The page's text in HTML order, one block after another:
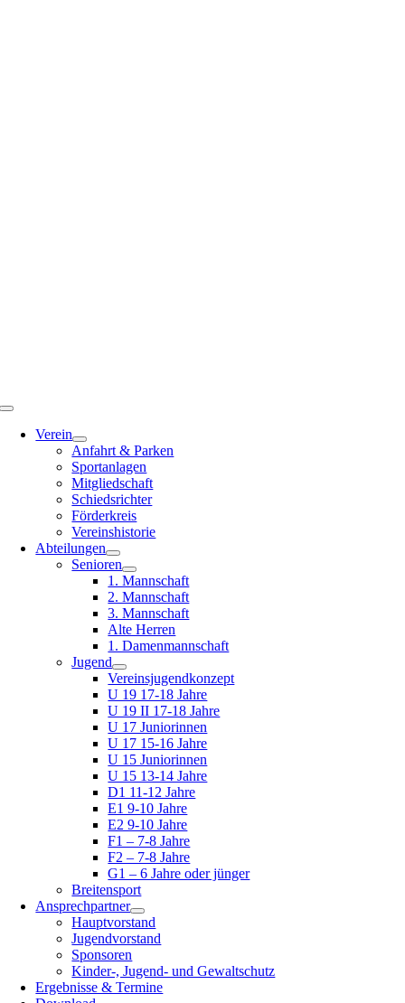
Toggle
NavigationVerein
Anfahrt & Parken
Sportanlagen
Mitgliedschaft
Schiedsrichter
Förderkreis
Vereinshistorie
Abteilungen
Senioren
1. Mannschaft
2. Mannschaft
3. Mannschaft
Alte Herren
1. Damenmannschaft
Jugend
Vereinsjugendkonzept
U 19 17-18 Jahre
U 19 II 17-18 Jahre
U 17 Juniorinnen
U 17 15-16 Jahre
U 15 Juniorinnen
U 15 13-14 Jahre
D1 11-12 Jahre
E1 9-10 Jahre
E2 9-10 Jahre
F1 – 7-8 Jahre
F2 – 7-8 Jahre
G1 – 6 Jahre oder jünger
Breitensport
Ansprechpartner
Hauptvorstand
Jugendvorstand
Sponsoren
Kinder-, Jugend- und Gewaltschutz
Ergebnisse & Termine